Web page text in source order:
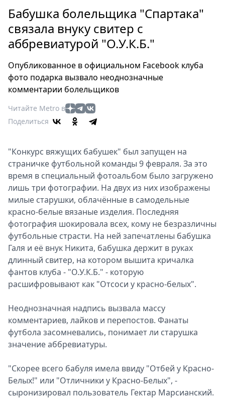
Россия
Мир
Здоровье
Туризм
Мода
Театр
Кино
Афиша
Выставки
Пресс-
релизы
О
Metro
Стримы
Спецпроекты
Звезды
Выборы
2026
Скачай
Бабушка болельщика "Спартака"
связала внуку свитер с
аббревиатурой "О.У.К.Б."
Опубликованное в официальном Facebook клуба
фото подарка вызвало неоднозначные
комментарии болельщиков
Читайте Metro в
Поделиться
"Конкурс вяжущих бабушек" был запущен на
страничке футбольной команды 9 февраля. За это
время в специальный фотоальбом было загружено
лишь три фотографии. На двух из них изображены
милые старушки, облачённые в самодельные
красно-белые вязаные изделия. Последняя
фотография шокировала всех, кому не безразличны
футбольные страсти. На ней запечатлены бабушка
Галя и её внук Никита, бабушка держит в руках
длинный свитер, на котором вышита кричалка
фантов клуба - "О.У.К.Б." - которую
расшифровывают как "Отсоси у красно-белых".
Неоднозначная надпись вызвала массу
комментариев, лайков и перепостов. Фанаты
футбола засомневались, понимает ли старушка
значение аббревиатуры.
"Скорее всего бабуля имела ввиду "Отбей у Красно-
Белых!" или "Отличники у Красно-Белых", -
сыронизировал пользователь Гектар Марсианский.